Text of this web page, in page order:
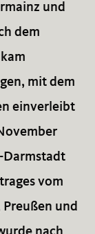
und
dem
mit dem
einverleibt
Darmstadt
vom
und